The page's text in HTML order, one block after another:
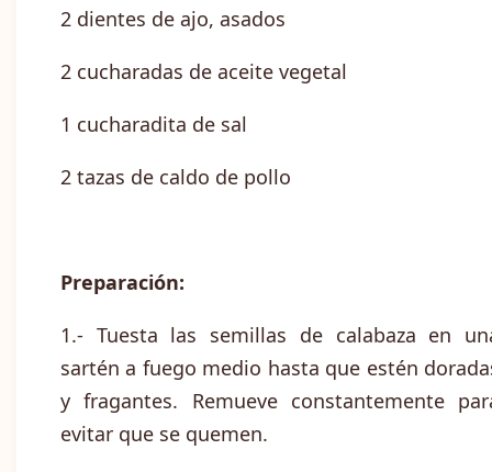
2 dientes de ajo, asados
2 cucharadas de aceite vegetal
1 cucharadita de sal
2 tazas de caldo de pollo
Preparación:
1.- Tuesta las semillas de calabaza en
sartén a fuego medio hasta que estén
y fragantes. Remueve constantemente
evitar que se quemen.